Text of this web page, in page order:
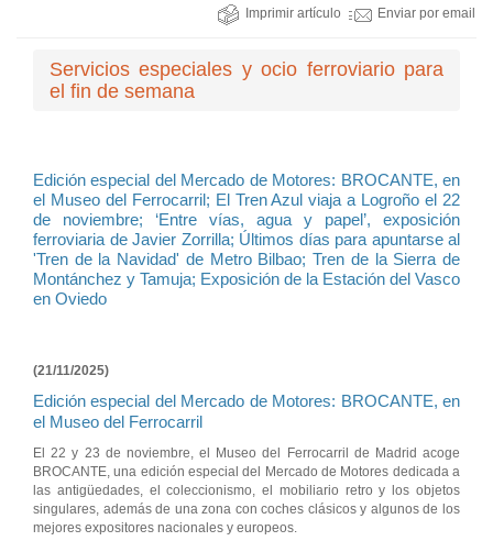
Imprimir artículo Enviar por email
Servicios especiales y ocio ferroviario para
el fin de semana
Edición especial del Mercado de Motores: BROCANTE, en
el Museo del Ferrocarril; El Tren Azul viaja a Logroño el 22
de noviembre; ‘Entre vías, agua y papel’, exposición
ferroviaria de Javier Zorrilla; Últimos días para apuntarse al
'Tren de la Navidad' de Metro Bilbao; Tren de la Sierra de
Montánchez y Tamuja; Exposición de la Estación del Vasco
en Oviedo
(21/11/2025)
Edición especial del Mercado de Motores: BROCANTE, en
el Museo del Ferrocarril
El 22 y 23 de noviembre, el Museo del Ferrocarril de Madrid acoge
BROCANTE, una edición especial del Mercado de Motores dedicada a
las antigüedades, el coleccionismo, el mobiliario retro y los objetos
singulares, además de una zona con coches clásicos y algunos de los
mejores expositores nacionales y europeos.